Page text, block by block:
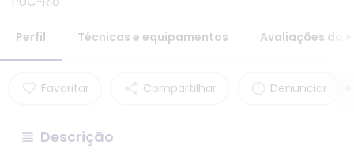
Perfil Técnicas e equipamentos Avaliações do
Favoritar Compartilhar Denunciar
Descrição